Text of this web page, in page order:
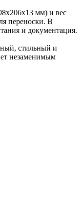
мм) и вес
переноски. В
и документация.
стильный и
незаменимым